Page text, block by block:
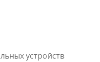
устройств